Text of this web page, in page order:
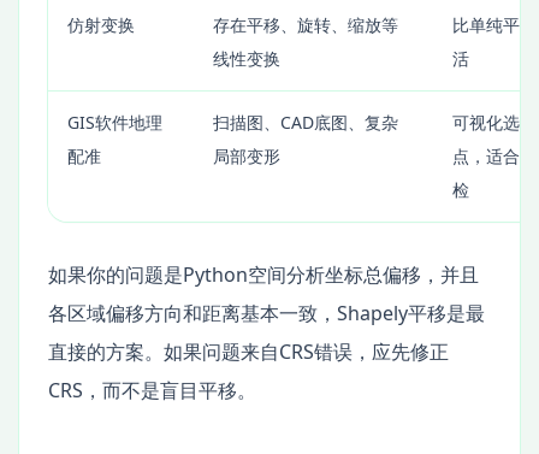
仿射变换
存在平移、旋转、缩放等
线性变换
比单纯平
活
GIS软件地理
配准
扫描图、CAD底图、复杂
局部变形
可视化选
点，适合
检
如果你的问题是Python空间分析坐标总偏移，并且
各区域偏移方向和距离基本一致，Shapely平移是最
直接的方案。如果问题来自CRS错误，应先修正
CRS，而不是盲目平移。